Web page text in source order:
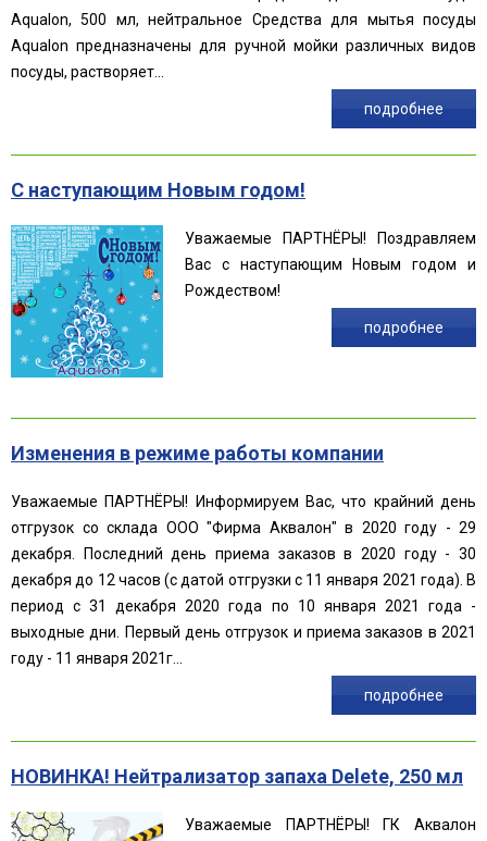
Aqualon, 500 мл, нейтральное Средства для мытья посуды
Aqualon предназначены для ручной мойки различных видов
посуды, растворяет...
подробнее
С наступающим Новым годом!
Уважаемые ПАРТНЁРЫ! Поздравляем
Вас с наступающим Новым годом и
Рождеством!
подробнее
Изменения в режиме работы компании
Уважаемые ПАРТНЁРЫ! Информируем Вас, что крайний день
отгрузок со склада ООО "Фирма Аквалон" в 2020 году - 29
декабря. Последний день приема заказов в 2020 году - 30
декабря до 12 часов (с датой отгрузки с 11 января 2021 года). В
период с 31 декабря 2020 года по 10 января 2021 года -
выходные дни. Первый день отгрузок и приема заказов в 2021
году - 11 января 2021г...
подробнее
НОВИНКА! Нейтрализатор запаха Delete, 250 мл
Уважаемые ПАРТНЁРЫ! ГК Аквалон